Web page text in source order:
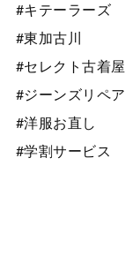
#キテーラーズ
#東加古川
#セレクト古着屋
#ジーンズリペア
#洋服お直し
#学割サービス